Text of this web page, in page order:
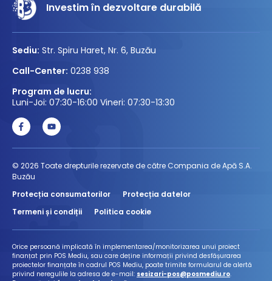
Investim în dezvoltare durabilă
Sediu: Str. Spiru Haret, Nr. 6, Buzău
Call-Center: 0238 938
Program de lucru:
Luni-Joi: 07:30-16:00 Vineri: 07:30-13:30
© 2026 Toate drepturile rezervate de către Compania de Apă S.A.
Buzău
Protecția consumatorilor
Protecția datelor
Termeni și condiții
Politica cookie
Orice persoană implicată în implementarea/monitorizarea unui proiect
finanțat prin POS Mediu, sau care deține informații privind desfășurarea
proiectelor finanțate în cadrul POS Mediu, poate trimite formularul de alertă
privind neregulile la adresa de e-mail: sesizari-pos@posmediu.ro.